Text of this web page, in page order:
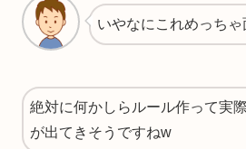
いやなにこれめっち
絶対に何かしらルール作って実
が出てきそうですねw